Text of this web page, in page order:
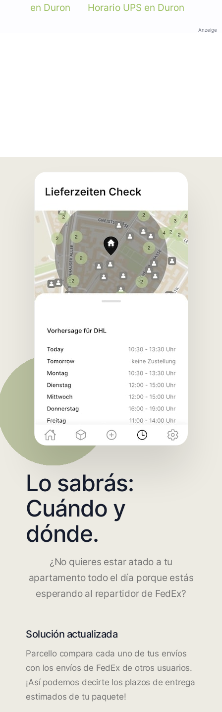
en Duron Horario UPS en Duron
Anzeige
Lo sabrás:
Cuándo y
dónde.
¿No quieres estar atado a tu
apartamento todo el día porque estás
esperando al repartidor de FedEx?
Solución actualizada
Parcello compara cada uno de tus envíos
con los envíos de FedEx de otros usuarios.
¡Así podemos decirte los plazos de entrega
estimados de tu paquete!